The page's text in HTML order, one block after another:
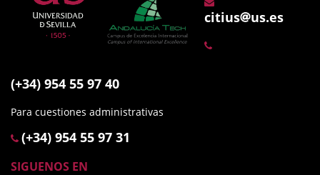
citius us.es
(+34) 954 55 97 40
Para cuestiones administrativas
(+34) 954 55 97 31
SIGUENOS EN